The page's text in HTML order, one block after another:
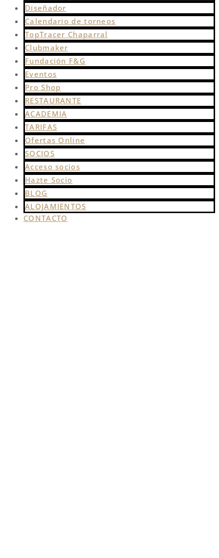
Diseñador
Calendario de torneos
TopTracer Chaparral
Clubmaker
Fundación F&G
Eventos
Pro Shop
RESTAURANTE
ACADEMIA
TARIFAS
Ofertas Online
SOCIOS
Acceso socios
Hazte Socio
BLOG
ALOJAMIENTOS
CONTACTO